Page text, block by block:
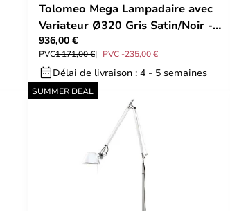
Tolomeo Mega Lampadaire avec
Variateur Ø320 Gris Satin/Noir -
Artemide
936,00 €
PVC1 171,00 € PVC -235,00 €
Délai de livraison : 4 - 5 semaines
SUMMER DEAL